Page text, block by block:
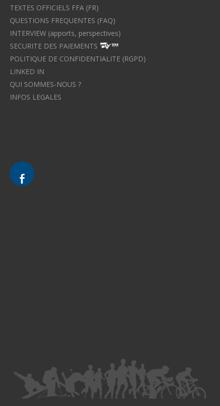
TEXTES OFFICIELS FFA (FR)
QUESTIONS FREQUENTES (FAQ)
INTERVIEW (apports, perspectives)
SECURITE DES PAIEMENTS
POLITIQUE DE CONFIDENTIALITE (RGPD)
LINKED IN
QUI SOMMES-NOUS ?
INFOS LEGALES